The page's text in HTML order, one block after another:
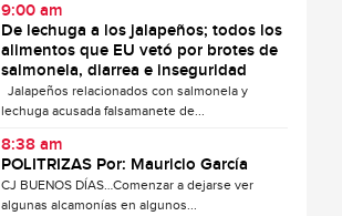
9:00 am
De lechuga a los jalapeños; todos los
alimentos que EU vetó por brotes de
salmonela, diarrea e inseguridad
Jalapeños relacionados con salmonela y
lechuga acusada falsamanete de...
8:38 am
POLITRIZAS Por: Mauricio García
CJ BUENOS DÍAS…Comenzar a dejarse ver
algunas alcamonías en algunos...